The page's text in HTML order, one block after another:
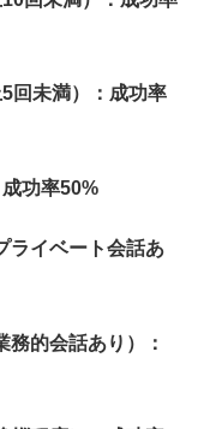
回未満）：成功率
功率50%
ライベート会話あ
的会話あり）：